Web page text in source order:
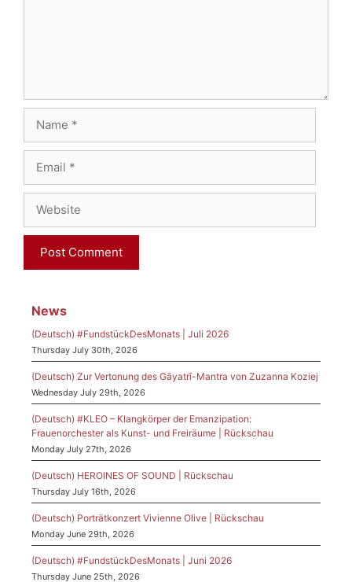
News
(Deutsch) #FundstückDesMonats | Juli 2026
Thursday July 30th, 2026
(Deutsch) Zur Vertonung des Gāyatrī-Mantra von Zuzanna Koziej
Wednesday July 29th, 2026
(Deutsch) #KLEO – Klangkörper der Emanzipation:
Frauenorchester als Kunst- und Freiräume | Rückschau
Monday July 27th, 2026
(Deutsch) HEROINES OF SOUND | Rückschau
Thursday July 16th, 2026
(Deutsch) Porträtkonzert Vivienne Olive | Rückschau
Monday June 29th, 2026
(Deutsch) #FundstückDesMonats | Juni 2026
Thursday June 25th, 2026